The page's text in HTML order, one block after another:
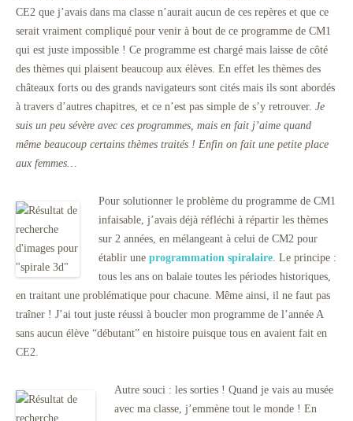
CE2 que j’avais dans ma classe n’aurait aucun de ces repères et que ce
serait vraiment compliqué pour venir à bout de ce programme de CM1
qui est juste impossible ! Ce programme est chargé mais laisse de côté
des thèmes qui plaisent beaucoup aux élèves. En effet les thèmes des
châteaux forts ou des grands navigateurs sont cités mais ils sont abordés
à travers d’autres chapitres, et ce n’est pas simple de s’y retrouver. Je
suis un peu sévère avec ces programmes, mais en fait j’aime quand
même beaucoup certains thèmes traités ! Enfin on fait une petite place
aux femmes…
Pour solutionner le problème du programme de CM1
infaisable, j’avais déjà réfléchi à répartir les thèmes
sur 2 années, en mélangeant à celui de CM2 pour
établir une programmation spiralaire. Le principe :
tous les ans on balaie toutes les périodes historiques,
en traitant une problématique pour chacune. Même ainsi, il ne faut pas
traîner ! J’ai tout juste réussi à boucler mon programme de l’année A
sans aucun élève “débutant” en histoire puisque tous en avaient fait en
CE2.
Autre souci : les sorties ! Quand je vais au musée
avec ma classe, j’emmène tout le monde ! En